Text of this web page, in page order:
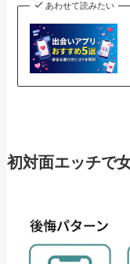
あわせて読みたい
初対面エッチで